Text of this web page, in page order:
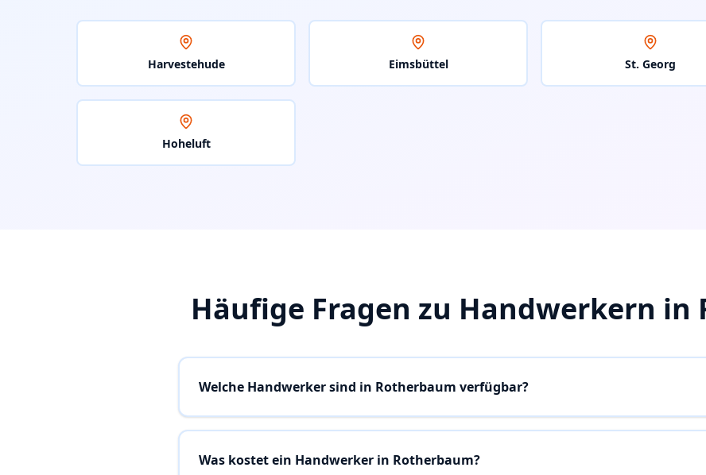
Harvestehude Eimsbüttel St. Georg
Hoheluft
Häufige Fragen zu Handwerkern in
Welche Handwerker sind in Rotherbaum verfügbar?
Was kostet ein Handwerker in Rotherbaum?